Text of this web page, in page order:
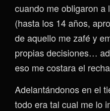
cuando me obligaron a
(hasta los 14 años,
de aquello me zafé y
propias decisiones…
eso me costara el
Adelantándonos en el
todo era tal cual me lo